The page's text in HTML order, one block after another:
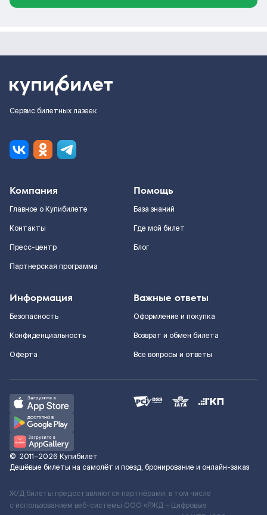
Сервис билетных лазеек
Компания
Главное о Купибилете
Контакты
Пресс-центр
Партнерская программа
Помощь
База знаний
Где мой билет
Блог
Информация
Безопасность
Конфиденциальность
Оферта
Важные ответы
Оформление и покупка
Возврат и обмен билета
Все вопросы и ответы
© 2011–2026 Купибилет
Дешёвые билеты на самолёт и поезд, бронирование и онлайн-заказ
Ж/Д билеты предоставляются партнёрами, в том числе
с использованием веб-системы ООО «РЖД – Цифровые